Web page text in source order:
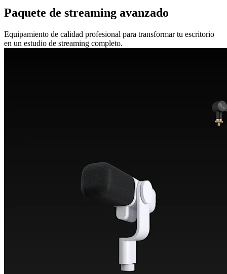
Paquete de streaming avanzado
Equipamiento de calidad profesional para transformar tu escritorio
en un estudio de streaming completo.